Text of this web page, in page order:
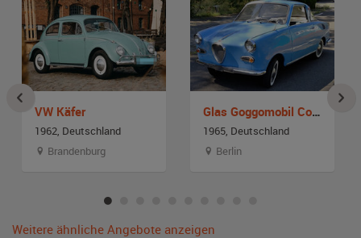
VW Käfer
1962, Deutschland
Brandenburg
Glas Goggomobil Coupe TS 250
1965, Deutschland
Berlin
Weitere ähnliche Angebote anzeigen